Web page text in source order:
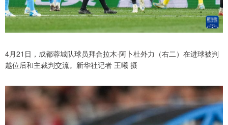
4月21日，成都蓉城队球员拜合拉木·阿卜杜外力（右二）在进球被判
越位后和主裁判交流。新华社记者 王曦 摄